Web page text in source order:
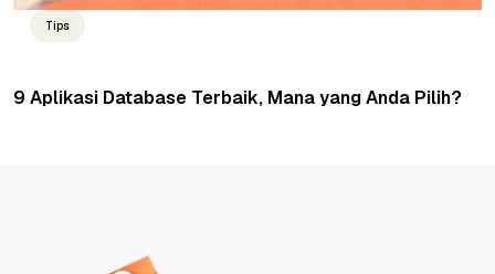
Tips
9 Aplikasi Database Terbaik, Mana yang Anda Pilih?